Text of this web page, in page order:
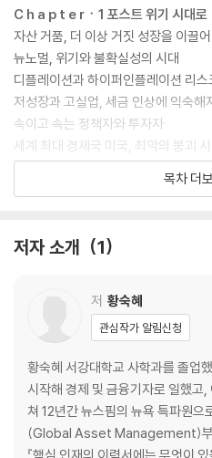
C h a p t e rㆍ1 포스트 위기 시대로
자산 거품, 더 이상 거짓 성장을 이끌
뉴노멀, 위기와 불확실성의 시대
디플레이션과 하이퍼인플레이션 리스
저성장과 고실업, 세금 인상에 익숙해
속이고 속는 정책자와 투자자
세계 최대 경제국 미국, 최악의 붕괴
부채 수건돌리기, 세계 경제가 무너진
채권, 안전자산 아닌 위험자산
주식시장은 경제의 거울?
통화 공급을 늘리면 인플레이션이 상승
이머징마켓의 동반 침몰
투자은행과 헤지펀드는 스마트머니?
땅은 사람을 속이지 않는다?
C h a p t e rㆍ3 새로운 상식
양적 완화란 무엇인가
목차 더
저자 소개 1
저 황숙혜
관심작가 알림신청
황숙혜 서강대학교 사학과를 졸업
시작해 경제 및 금융기자로 일했고
쳐 12년간 뉴스핌의 뉴욕 특파원
(Global Asset Management)부